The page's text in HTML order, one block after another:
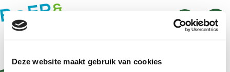
Deze website maakt gebruik van cookies
Zoeken
Nieuws
Menko voedt de stad: een primeur in
première voor Boerderij Ommeland